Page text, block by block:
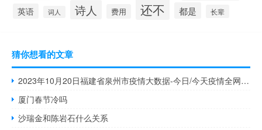
英语 词人 诗人 费用 还不 都是 长辈
猜你想看的文章
2023年10月20日福建省泉州市疫情大数据-今日/今天疫情全网搜索最新实时消息动态情况通知播报
厦门春节冷吗
沙瑞金和陈岩石什么关系